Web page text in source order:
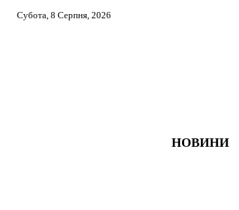
Субота, 8 Серпня, 2026
НОВИНИ